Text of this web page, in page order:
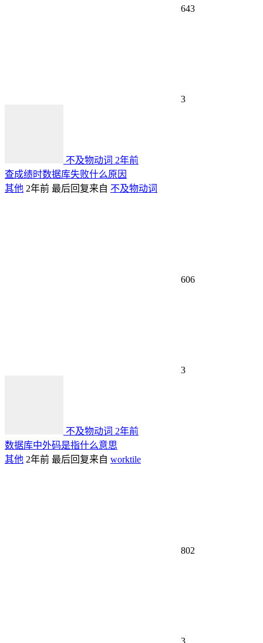
643
3
不及物动词 2年前
查成绩时数据库失败什么原因
其他 2年前 最后回复来自 不及物动词
606
3
不及物动词 2年前
数据库中外码是指什么意思
其他 2年前 最后回复来自 worktile
802
3